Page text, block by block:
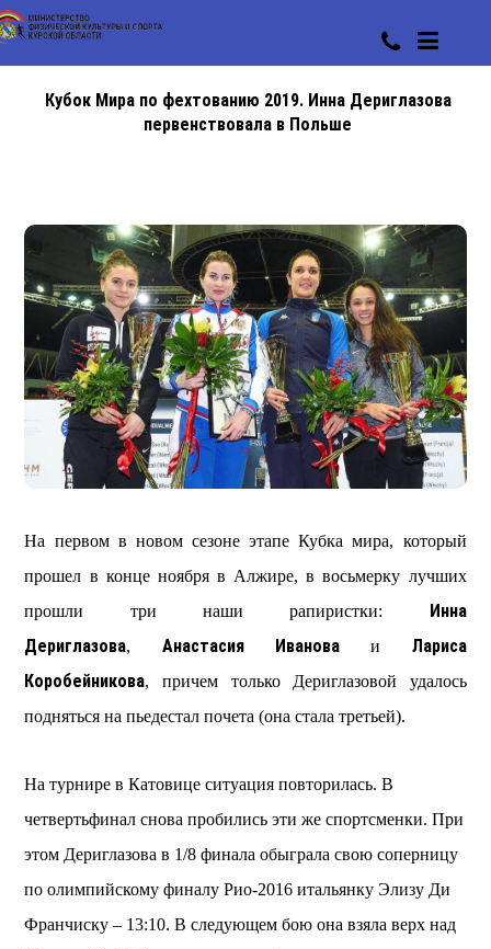
Кубок Мира по фехтованию 2019. Инна Дериглазова
первенствовала в Польше
На первом в новом сезоне этапе Кубка мира, который
прошел в конце ноября в Алжире, в восьмерку лучших
прошли три наши рапиристки: Инна
Дериглазова, Анастасия Иванова и Лариса
Коробейникова, причем только Дериглазовой удалось
подняться на пьедестал почета (она стала третьей).
На турнире в Катовице ситуация повторилась. В
четвертьфинал снова пробились эти же спортсменки. При
этом Дериглазова в 1/8 финала обыграла свою соперницу
по олимпийскому финалу Рио-2016 итальянку Элизу Ди
Франчиску – 13:10. В следующем бою она взяла верх над